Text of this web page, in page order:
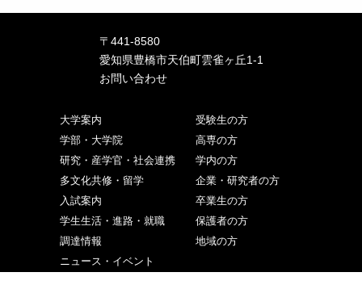
〒441-8580
愛知県豊橋市天伯町雲雀ヶ丘1-1
お問い合わせ
大学案内
学部・大学院
研究・産学官・社会連携
多文化共修・留学
入試案内
学生生活・進路・就職
調達情報
ニュース・イベント
受験生の方
高専の方
学内の方
企業・研究者の方
卒業生の方
保護者の方
地域の方